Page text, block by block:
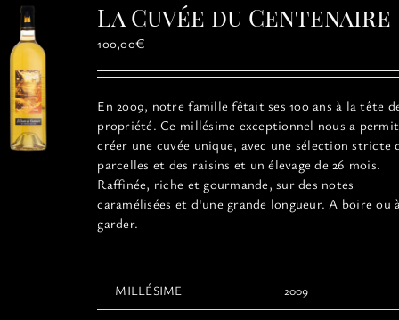
CONTACT
MON PANIER
La Cuvée du Centenaire
100,00€
En 2009, notre famille fêtait ses 100 ans à la tête
propriété. Ce millésime exceptionnel nous a
créer une cuvée unique, avec une sélection stricte
parcelles et des raisins et un élevage de 26 mois.
Raffinée, riche et gourmande, sur des notes
caramélisées et d'une grande longueur. A boire ou
garder.
MILLÉSIME 2009